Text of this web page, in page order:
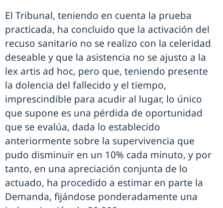
El Tribunal, teniendo en cuenta la prueba
practicada, ha concluido que la activación del
recuso sanitario no se realizo con la celeridad
deseable y que la asistencia no se ajusto a la
lex artis ad hoc, pero que, teniendo presente
la dolencia del fallecido y el tiempo,
imprescindible para acudir al lugar, lo único
que supone es una pérdida de oportunidad
que se evalúa, dada lo establecido
anteriormente sobre la supervivencia que
pudo disminuir en un 10% cada minuto, y por
tanto, en una apreciación conjunta de lo
actuado, ha procedido a estimar en parte la
Demanda, fijándose ponderadamente una